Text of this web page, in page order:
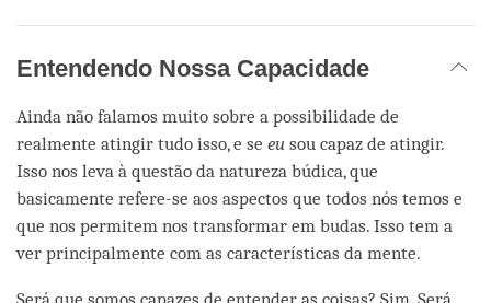
Entendendo Nossa Capacidade
Ainda não falamos muito sobre a possibilidade de
realmente atingir tudo isso, e se eu sou capaz de atingir.
Isso nos leva à questão da natureza búdica, que
basicamente refere-se aos aspectos que todos nós temos e
que nos permitem nos transformar em budas. Isso tem a
ver principalmente com as características da mente.